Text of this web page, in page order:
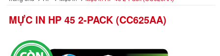
MỰC IN HP 45 2-PACK (CC625AA)